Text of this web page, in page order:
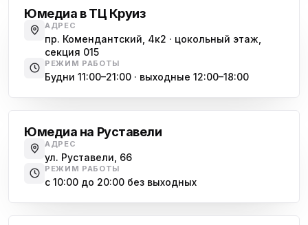
Юмедиа в ТЦ Круиз
АДРЕС
пр. Комендантский, 4к2 · цокольный этаж,
секция 015
РЕЖИМ РАБОТЫ
Будни 11:00–21:00 · выходные 12:00–18:00
Юмедиа на Руставели
АДРЕС
ул. Руставели, 66
РЕЖИМ РАБОТЫ
с 10:00 до 20:00 без выходных